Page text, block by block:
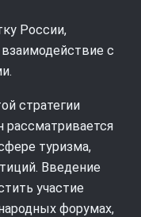
России,
с
стратегии
рассматривается
туризма,
Введение
участие
форумах,